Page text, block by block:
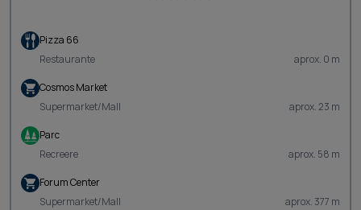
Pizza 66
Restaurante
aprox. 0 m
Cosmos Market
Supermarket/Mall
aprox. 23 m
Parc
Recreere
aprox. 58 m
Forum Center
Supermarket/Mall
aprox. 377 m